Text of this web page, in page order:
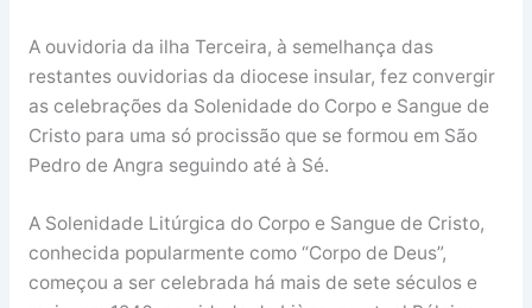
A ouvidoria da ilha Terceira, à semelhança das
restantes ouvidorias da diocese insular, fez convergir
as celebrações da Solenidade do Corpo e Sangue de
Cristo para uma só procissão que se formou em São
Pedro de Angra seguindo até à Sé.
A Solenidade Litúrgica do Corpo e Sangue de Cristo,
conhecida popularmente como “Corpo de Deus”,
começou a ser celebrada há mais de sete séculos e